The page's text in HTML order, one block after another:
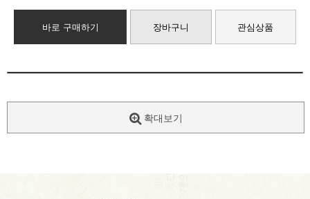
바로 구매하기 장바구니 관심상품
확대보기